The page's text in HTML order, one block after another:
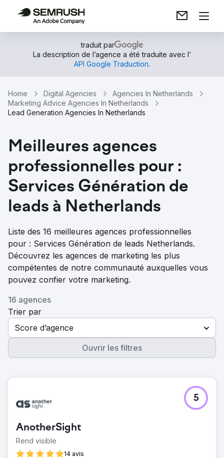
traduit par
La description de l’agence a été traduite avec l’
API Google Traduction.
Home Digital Agencies
Agencies In Netherlands
Marketing Advice Agencies In Netherlands
Lead Generation Agencies In Netherlands
Meilleures agences
professionnelles pour :
Services Génération de
leads à Netherlands
Liste des 16 meilleures agences professionnelles
pour : Services Génération de leads Netherlands.
Découvrez les agences de marketing les plus
compétentes de notre communauté auxquelles vous
pouvez confier votre marketing.
16 agences
Trier par
Score d’agence
Ouvrir les filtres
AnotherSight
Rend visible
14 avis
5